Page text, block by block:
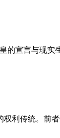
宣言与现
利传统。